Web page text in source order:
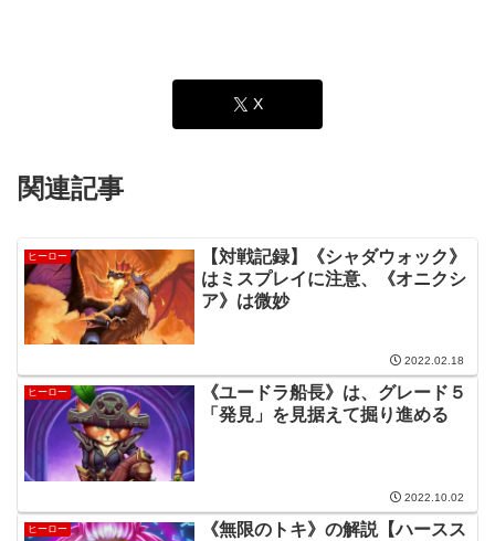
X
関連記事
ヒーロー
【対戦記録】《シャダウォック》
はミスプレイに注意、《オニクシ
ア》は微妙
2022.02.18
ヒーロー
《ユードラ船長》は、グレード５
「発見」を見据えて掘り進める
2022.10.02
ヒーロー
《無限のトキ》の解説【ハースス